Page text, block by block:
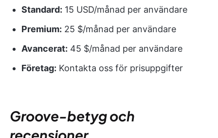
Standard: 15 USD/månad per användare
Premium: 25 $/månad per användare
Avancerat: 45 $/månad per användare
Företag: Kontakta oss för prisuppgifter
Groove-betyg och